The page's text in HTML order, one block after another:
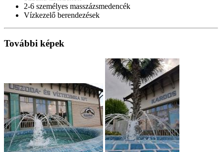
2-6 személyes masszázsmedencék
Vízkezelő berendezések
További képek